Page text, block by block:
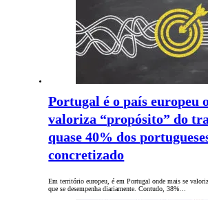
Portugal é o país europeu
valoriza “propósito” do
quase 40% dos
concretizado
Em território europeu, é em Portugal onde mais se
que se desempenha diariamente. Contudo, 38%…